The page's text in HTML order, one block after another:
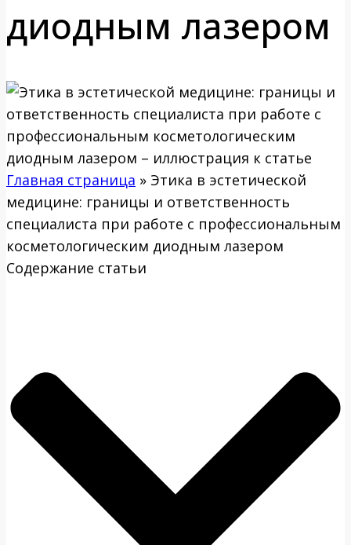
диодным лазером
Главная страница » Этика в эстетической
медицине: границы и ответственность
специалиста при работе с профессиональным
косметологическим диодным лазером
Содержание статьи